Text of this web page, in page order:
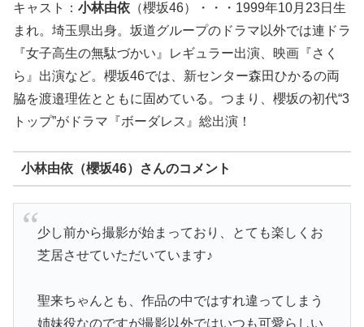
キャスト： 小林由依 （櫻坂46）・・・1999年10月23日生
まれ。埼玉県出身。坂道グループのドラマ以外では連ドラ
『女子高生の無駄づかい』レギュラー出演、映画『さく
ら』出演など。櫻坂46では、新センター森田ひかるの両
脇を渡邉理佐とともに固めている。つまり、櫻坂の初代“3
トップ”がドラマ『ボーダレス』総出演！
小林由依（櫻坂46）さんのコメント
少し前から撮影が始まっており、とても楽しくお
芝居させていただいています♪
聖来ちゃんとも、作品の中ではすれ違ってしまう
姉妹役なのですが撮影以外ではいつも可愛らしい